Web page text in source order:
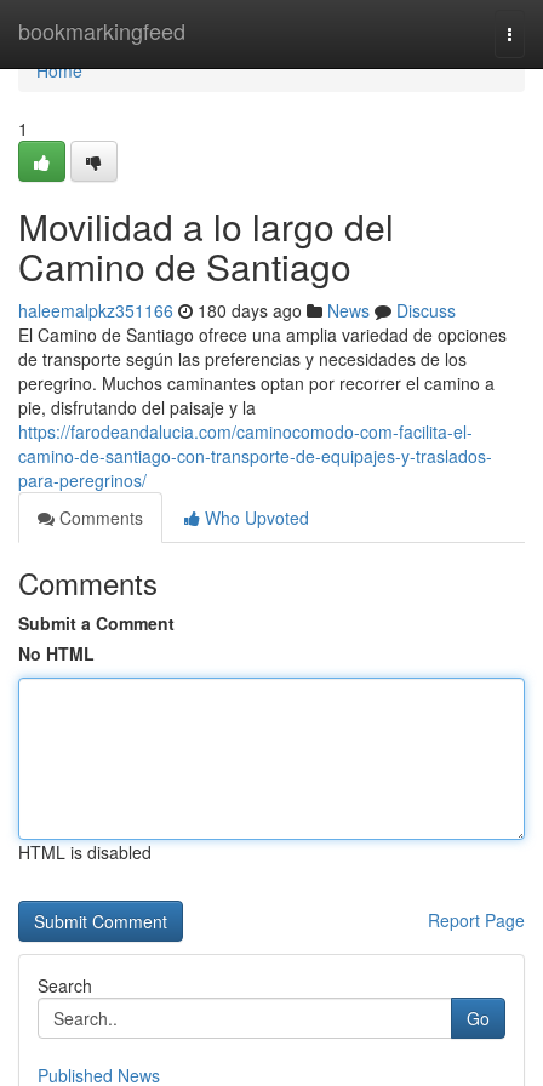
bookmarkingfeed
Home
Home
1
Movilidad a lo largo del
Camino de Santiago
haleemalpkz351166 180 days ago News
Discuss
El Camino de Santiago ofrece una amplia variedad de opciones
de transporte según las preferencias y necesidades de los
peregrino. Muchos caminantes optan por recorrer el camino a
pie, disfrutando del paisaje y la
https://farodeandalucia.com/caminocomodo-com-facilita-el-
camino-de-santiago-con-transporte-de-equipajes-y-traslados-
para-peregrinos/
Comments
Who Upvoted
Comments
Submit a Comment
No HTML
HTML is disabled
Report Page
Search
Go
Published News